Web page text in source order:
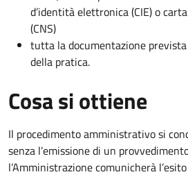
d’identità elettronica (CIE) o
(CNS)
tutta la documentazione
della pratica.
Cosa si ottiene
Il procedimento amministrativo si
senza l’emissione di un
l’Amministrazione comunicherà